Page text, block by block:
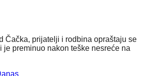
Čačka, prijatelji i rodbina opraštaju se
je preminuo nakon teške nesreće na